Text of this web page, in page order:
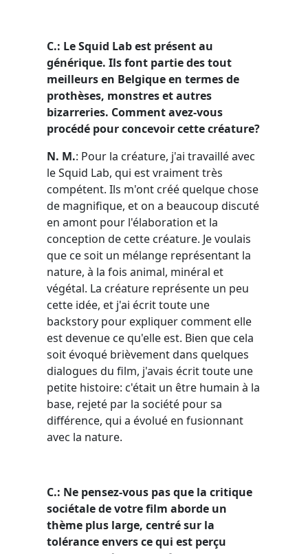
C.: Le Squid Lab est présent au
générique. Ils font partie des tout
meilleurs en Belgique en termes de
prothèses, monstres et autres
bizarreries. Comment avez-vous
procédé pour concevoir cette créature?
N. M.: Pour la créature, j'ai travaillé avec
le Squid Lab, qui est vraiment très
compétent. Ils m'ont créé quelque chose
de magnifique, et on a beaucoup discuté
en amont pour l'élaboration et la
conception de cette créature. Je voulais
que ce soit un mélange représentant la
nature, à la fois animal, minéral et
végétal. La créature représente un peu
cette idée, et j'ai écrit toute une
backstory pour expliquer comment elle
est devenue ce qu'elle est. Bien que cela
soit évoqué brièvement dans quelques
dialogues du film, j'avais écrit toute une
petite histoire: c'était un être humain à la
base, rejeté par la société pour sa
différence, qui a évolué en fusionnant
avec la nature.
C.: Ne pensez-vous pas que la critique
sociétale de votre film aborde un
thème plus large, centré sur la
tolérance envers ce qui est perçu